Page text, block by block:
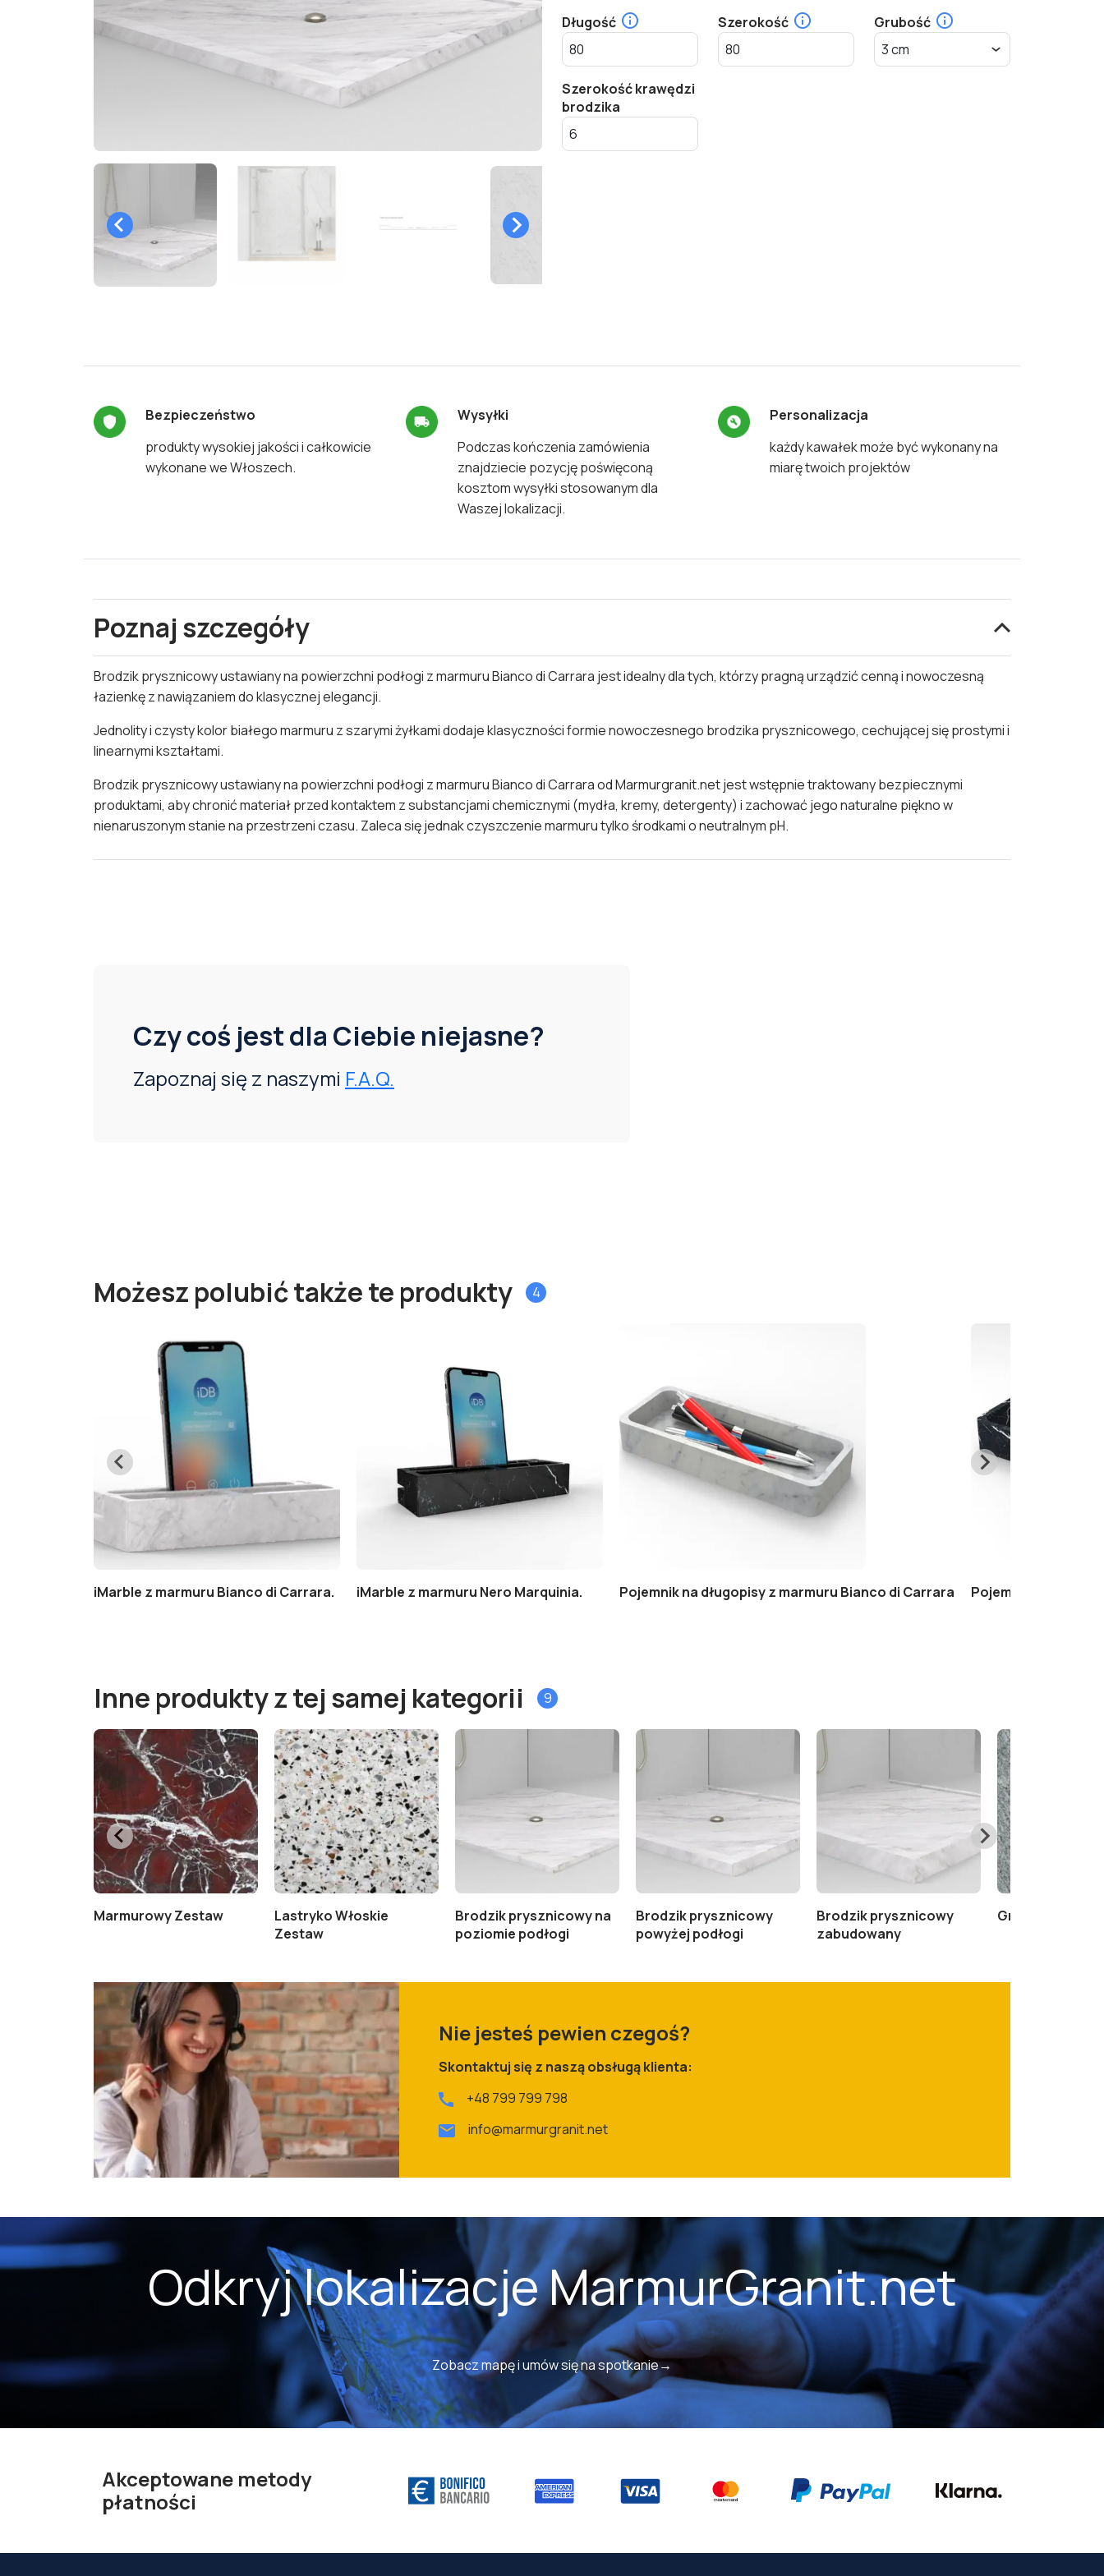
Długość Szerokość Grubość
Szerokość krawędzi
brodzika
Bezpieczeństwo
produkty wysokiej jakości i całkowicie
wykonane we Włoszech.
Wysyłki
Podczas kończenia zamówienia
znajdziecie pozycję poświęconą
kosztom wysyłki stosowanym dla
Waszej lokalizacji.
Personalizacja
każdy kawałek może być wykonany na
miarę twoich projektów
Poznaj szczegóły
Brodzik prysznicowy ustawiany na powierzchni podłogi z marmuru Bianco di Carrara jest idealny dla tych, którzy pragną urządzić cenną i nowoczesną
łazienkę z nawiązaniem do klasycznej elegancji.
Jednolity i czysty kolor białego marmuru z szarymi żyłkami dodaje klasyczności formie nowoczesnego brodzika prysznicowego, cechującej się prostymi i
linearnymi kształtami.
Brodzik prysznicowy ustawiany na powierzchni podłogi z marmuru Bianco di Carrara odMarmurgranit.netjest wstępnie traktowany bezpiecznymi
produktami, aby chronić materiał przed kontaktem z substancjami chemicznymi (mydła, kremy, detergenty) i zachować jego naturalne piękno w
nienaruszonym stanie na przestrzeni czasu. Zaleca się jednak czyszczenie marmuru tylko środkami o neutralnym pH.
Czy coś jest dla Ciebie niejasne?
Zapoznaj się z naszymi F.A.Q.
Możesz polubić także te produkty 4
iMarble z marmuru Bianco di Carrara. iMarble z marmuru Nero Marquinia. Pojemnik na długopisy z marmuru Bianco di Carrara Pojemnik na
Inne produkty z tej samej kategorii 9
Marmurowy Zestaw
Lastryko Włoskie
Zestaw
Brodzik prysznicowy na
poziomie podłogi
Brodzik prysznicowy
powyżej podłogi
Brodzik prysznicowy
zabudowany
Granitowy
Nie jesteś pewien czegoś?
Skontaktuj się z naszą obsługą klienta:
+48 799 799 798
info@marmurgranit.net
Odkryj lokalizacje MarmurGranit.net
Zobacz mapę i umów się na spotkanie→
Akceptowane metody
płatności